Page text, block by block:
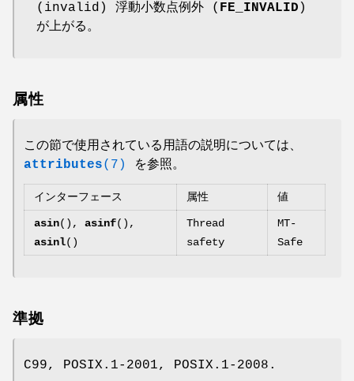
(invalid) 浮動小数点例外 ( FE_INVALID )
が上がる。
属性
この節で使用されている用語の説明については、
attributes(7) を参照。
インターフェース 属性 値
asin(), asinf(),
asinl()
Thread
safety
MT-
Safe
準拠
C99, POSIX.1-2001, POSIX.1-2008.